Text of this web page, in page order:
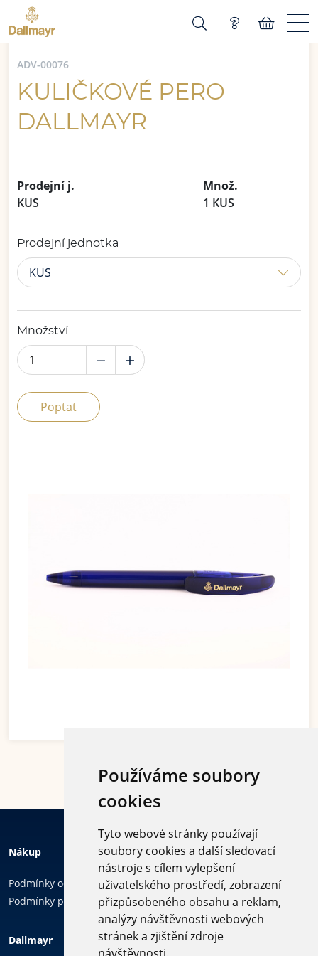
Používáme soubory
cookies
Tyto webové stránky používají
soubory cookies a další sledovací
nástroje s cílem vylepšení
uživatelského prostředí, zobrazení
přizpůsobeného obsahu a reklam,
analýzy návštěvnosti webových
stránek a zjištění zdroje
ADV-00076
KULIČKOVÉ PERO
DALLMAYR
Prodejní j.
Množ.
KUS
1 KUS
Prodejní jednotka
KUS
Množství
Poptat
Nákup
Podmínky ochrany osobních údajů
Podmínky používání cookies
Dallmayr